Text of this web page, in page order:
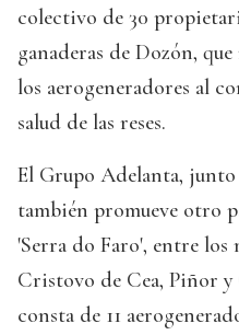
colectivo de 30
ganaderas de Dozón,
los aerogeneradores al
salud de las reses.
El Grupo Adelanta, junto
también promueve otro
'Serra do Faro', entre los
Cristovo de Cea, Piñor
consta de 11